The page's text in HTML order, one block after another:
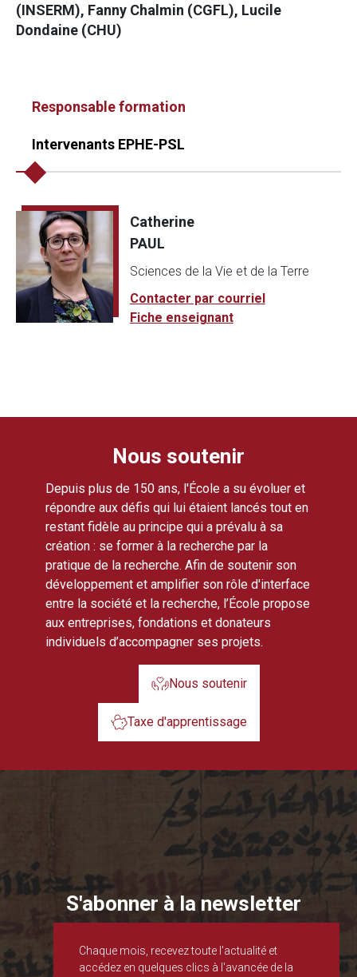
(INSERM), Fanny Chalmin (CGFL), Lucile
Dondaine (CHU)
Responsable formation
Intervenants EPHE-PSL
Catherine
PAUL
Sciences de la Vie et de la Terre
Contacter par courriel
Fiche enseignant
Nous soutenir
Depuis plus de 150 ans, l'École a su évoluer et
répondre aux défis qui lui étaient lancés tout en
restant fidèle au principe qui a prévalu à sa
création : se former à la recherche par la
pratique de la recherche. Afin de soutenir son
développement et amplifier son rôle d'interface
entre la société et la recherche, l’École propose
aux entreprises, fondations et donateurs
individuels d’accompagner ses projets.
Nous soutenir
Taxe d'apprentissage
S'abonner à la newsletter
Chaque mois, recevez toute l'actualité et
accédez en quelques clics à l'avancée de la